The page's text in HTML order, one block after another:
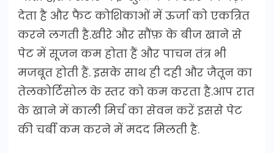
देता है और फैट कोशिकाओं में ऊर्जा को एकत्रित
करने लगती है.खीरे और सौंफ़ के बीज खाने से
पेट में सूजन कम होता हैं और पाचन तंत्र भी
मजबूत होती हैं. इसके साथ ही दही और जैतून का
तेलकोर्टिसोल के स्तर को कम करता है.आप रात
के खाने में काली मिर्च का सेवन करें इससे पेट
की चर्बी कम करने में मदद मिलती है.